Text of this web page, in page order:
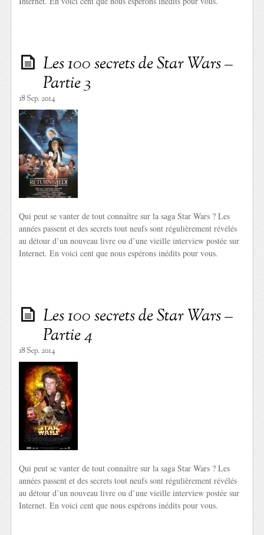
Les 100 secrets de Star Wars –
Partie 3
18 Sep. 2014
Qui peut se vanter de tout connaître sur la saga Star Wars ? Les
années passent et des secrets tout neufs sont régulièrement révélés
au détour d’un nouveau livre ou d’une vieille interview postée sur
Internet. En voici cent que nous espérons inédits pour vous.
Les 100 secrets de Star Wars –
Partie 4
18 Sep. 2014
Qui peut se vanter de tout connaître sur la saga Star Wars ? Les
années passent et des secrets tout neufs sont régulièrement révélés
au détour d’un nouveau livre ou d’une vieille interview postée sur
Internet. En voici cent que nous espérons inédits pour vous.